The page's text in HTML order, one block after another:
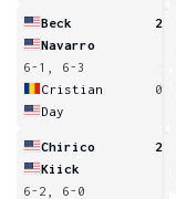
Beck
2
Navarro
6-1, 6-3
Cristian
0
Day
Chirico
2
Kiick
6-2, 6-0